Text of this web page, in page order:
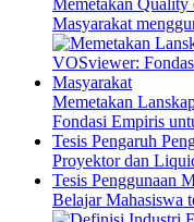
Memetakan
Masyarakat
Memetakan
Fondasi Empiris
Tesis Pengaruh
Proyektor dan
Tesis Penggunaan
Belajar Mahasiswa